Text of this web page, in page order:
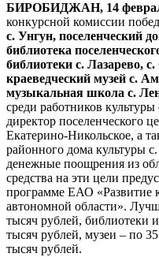
БИРОБИДЖАН, 14
конкурсной комиссии
с. Унгун, поселенческий
библиотека
библиотеки с. Лазарево,
краеведческий музей с.
музыкальная школа с.
среди работников культуры
директор поселенческого
Екатерино-Никольское, а
районного дома культуры
денежные поощрения из
средства на эти цели
программе ЕАО «Развитие
автономной области».
тысяч рублей, библиотеки
тысяч рублей, музеи – по
тысяч рублей.